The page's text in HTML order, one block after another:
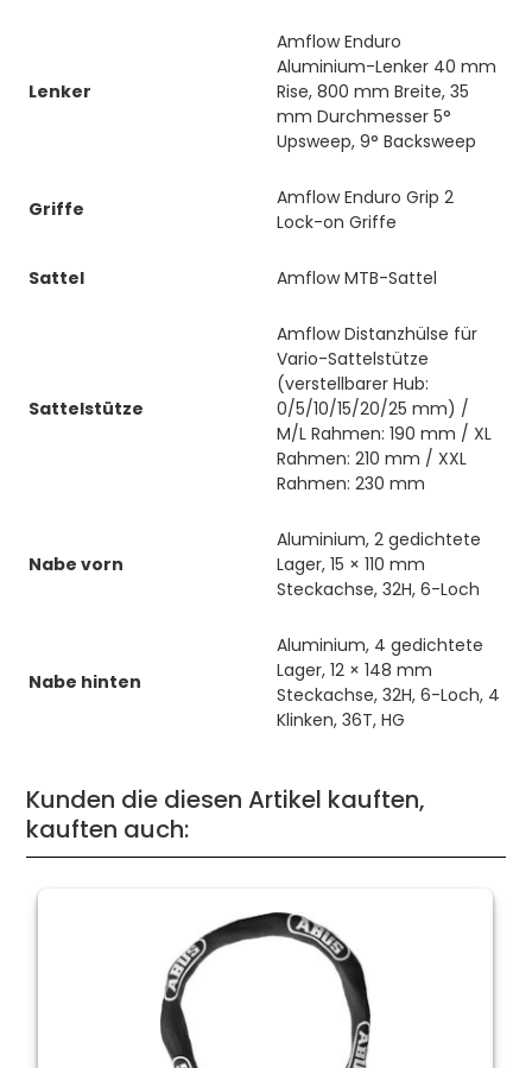
Lenker
Amflow Enduro
Aluminium-Lenker 40 mm
Rise, 800 mm Breite, 35
mm Durchmesser 5°
Upsweep, 9° Backsweep
Griffe
Amflow Enduro Grip 2
Lock-on Griffe
Sattel Amflow MTB-Sattel
Sattelstütze
Amflow Distanzhülse für
Vario-Sattelstütze
(verstellbarer Hub:
0/5/10/15/20/25 mm) /
M/L Rahmen: 190 mm / XL
Rahmen: 210 mm / XXL
Rahmen: 230 mm
Nabe vorn
Aluminium, 2 gedichtete
Lager, 15 × 110 mm
Steckachse, 32H, 6-Loch
Nabe hinten
Aluminium, 4 gedichtete
Lager, 12 × 148 mm
Steckachse, 32H, 6-Loch, 4
Klinken, 36T, HG
Kunden die diesen Artikel kauften,
kauften auch: